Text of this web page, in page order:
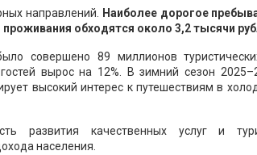
направлений.
Наиболее дорогое
обходятся около 3,2 тысячи
совершено 89 миллионов
вырос на 12%. В зимний сезон
высокий интерес к путешествиям в
развития качественных услуг и
населения.